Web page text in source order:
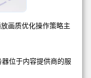
画质优化操作策略主
位于内容提供商的服